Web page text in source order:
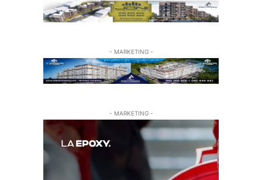
- MARKETING -
- MARKETING -